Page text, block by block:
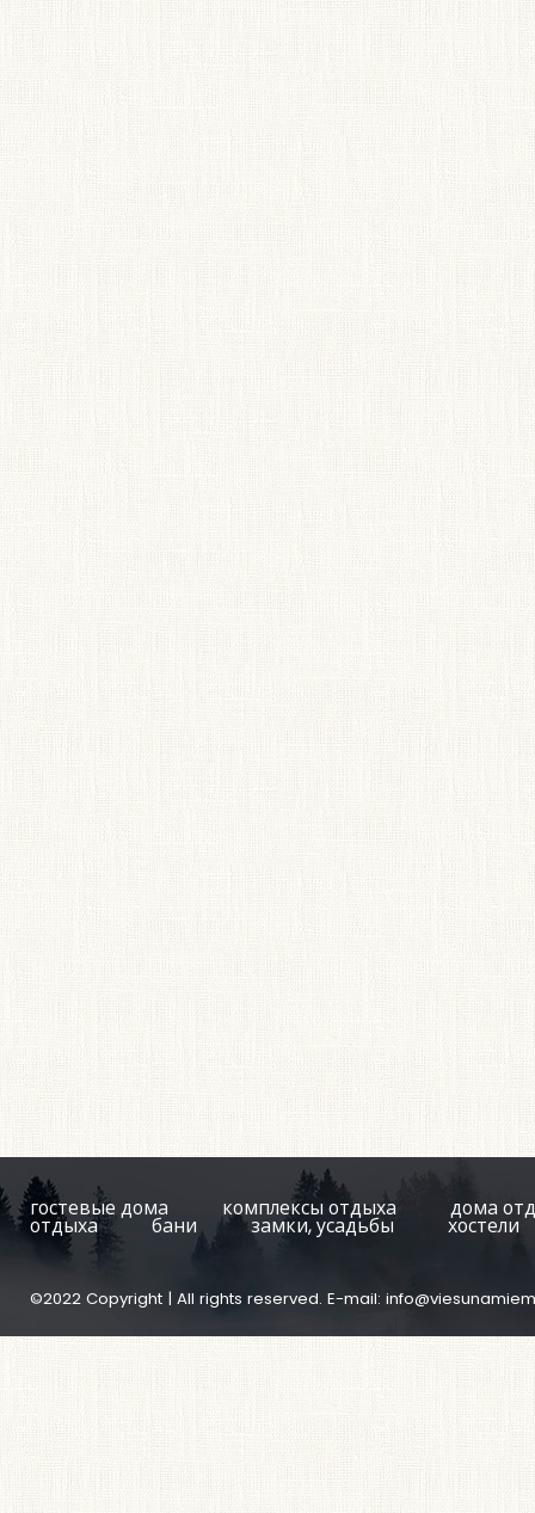
гостевые дома комплексы отдыха дома
отдыха бани замки, усадьбы хостели
©2022 Copyright | All rights reserved. E-mail: